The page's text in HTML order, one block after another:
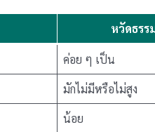
หวัดธรร
ค่อย ๆ เป็น
มักไม่มีหรือไม่สูง
น้อย